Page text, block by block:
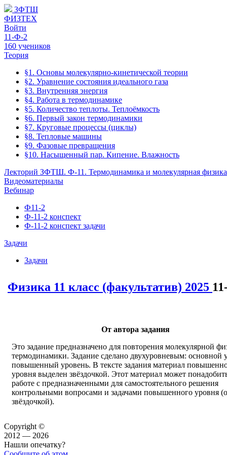
ЗФТШ
ФИЗТЕХ
Войти
11-Ф-2
160 учеников
Теория
§1. Основы молекулярно-кинетической теории
§2. Уравнение состояния идеального газа
§3. Внутренняя энергия
§4. Работа в термодинамике
§5. Количество теплоты. Теплоёмкость
§6. Первый закон термодинамики
§7. Круговые процессы (циклы)
§8. Тепловые машины
§9. Фазовые превращения
§10. Насыщенный пар. Кипение. Влажность
Лекторий ЗФТШ. Ф-11. Термодинамика и молекулярная физика
Видеоматериалы
Вебинар
Ф11-2
Ф-11-2 конспект
Ф-11-2 конспект задачи
Задачи
Задачи
Физика 11 класс (факультатив) 2025
От автора задания
Это задание предназначено для повторения молекулярной
термодинамики. Задание сделано двухуровневым: основной
повышенный уровень. В тексте задания материал
уровня выделен звёздочкой. Этот материал может
работе с предназначенными для самостоятельного решения
контрольными вопросами и задачами повышенного уровня
звёздочкой).
Copyright ©
2012 — 2026
Нашли опечатку?